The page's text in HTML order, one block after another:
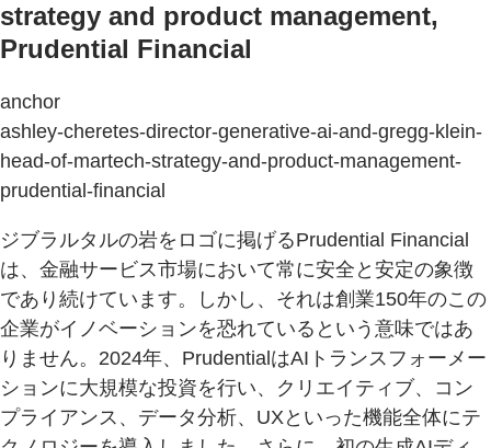
strategy and product management,
Prudential Financial
anchor
ashley-cheretes-director-generative-ai-and-gregg-klein-
head-of-martech-strategy-and-product-management-
prudential-financial
ジブラルタルの岩をロゴに掲げるPrudential Financial
は、金融サービス市場において常に安全と安定の象徴
であり続けています。しかし、それは創業150年のこの
企業がイノベーションを恐れているという意味ではあ
りません。2024年、PrudentialはAIトランスフォーメー
ションに大規模な投資を行い、クリエイティブ、コン
プライアンス、データ分析、UXといった機能全体にテ